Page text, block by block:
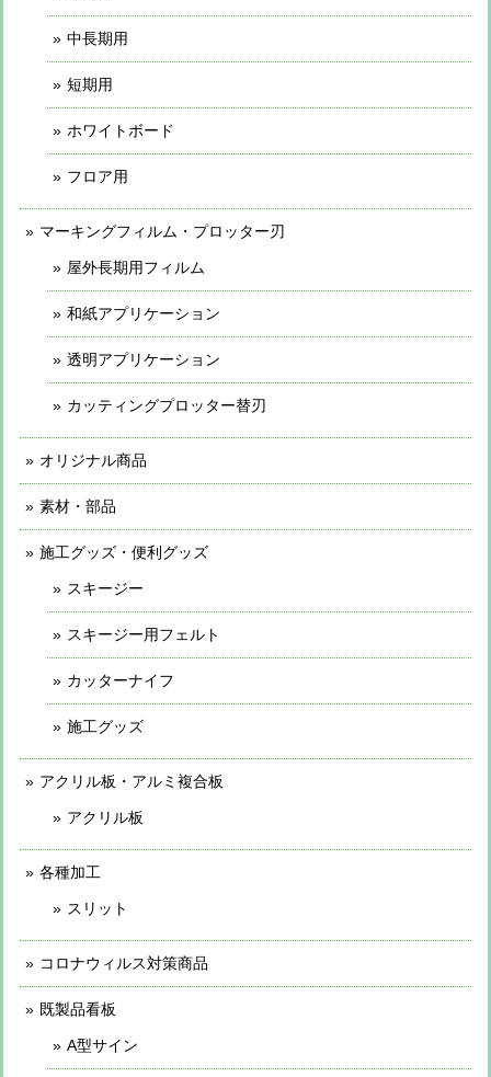
中長期用
短期用
ホワイトボード
フロア用
マーキングフィルム・プロッター刃
屋外長期用フィルム
和紙アプリケーション
透明アプリケーション
カッティングプロッター替刃
オリジナル商品
素材・部品
施工グッズ・便利グッズ
スキージー
スキージー用フェルト
カッターナイフ
施工グッズ
アクリル板・アルミ複合板
アクリル板
各種加工
スリット
コロナウィルス対策商品
既製品看板
A型サイン